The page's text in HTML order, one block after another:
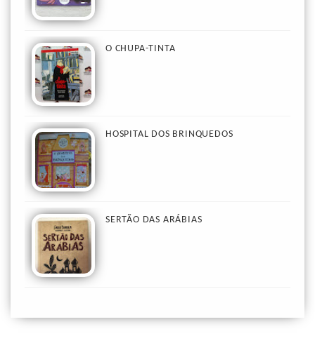
O CHUPA-TINTA
HOSPITAL DOS BRINQUEDOS
SERTÃO DAS ARÁBIAS